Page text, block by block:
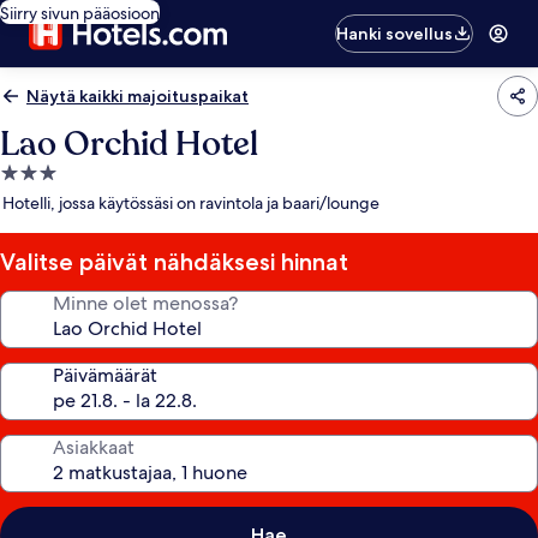
Siirry sivun pääosioon
Hanki sovellus
Näytä kaikki majoituspaikat
Lao Orchid Hotel
3.0
tähden
Hotelli, jossa käytössäsi on ravintola ja baari/lounge
Valitse päivät nähdäksesi hinnat
Minne olet menossa?
Päivämäärät
Asiakkaat